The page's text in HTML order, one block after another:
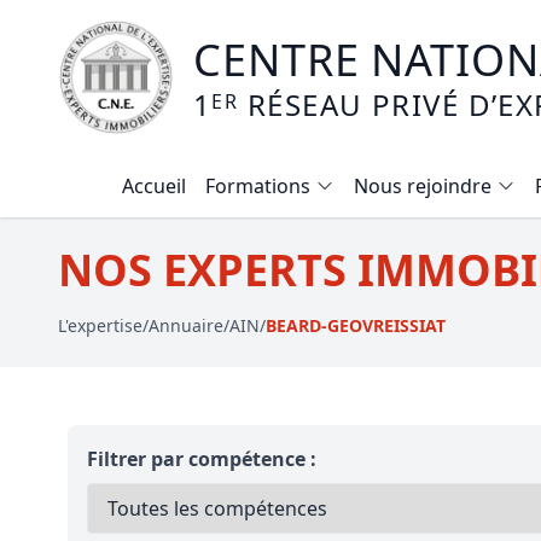
CENTRE
1 ER RÉSEAU PRIVÉ
Accueil
Formations
Formation expertise immobilière /
Expertise local commercial
Mise en copropriété
Expertise terrains agricoles,
Nous rejoindre
NOS EXPERTS
L'expertise/Annuaire/AIN/BEARD-GEOVREISSIAT
Filtrer par compétence :